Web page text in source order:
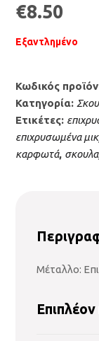
€8.50
Εξαντλημένο
Κωδικός
Κατηγορία:
Ετικέτες:
επιχρυσωμένα
καρφωτά,
Μέταλλο: